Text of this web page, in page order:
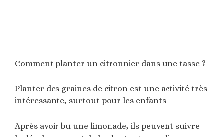
Comment planter un citronnier dans une tasse ?
Planter des graines de citron est une activité très
intéressante, surtout pour les enfants.
Après avoir bu une limonade, ils peuvent suivre